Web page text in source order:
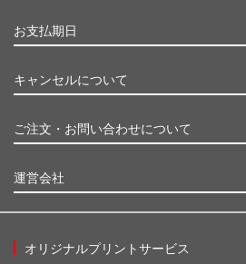
お支払期日
キャンセルについて
ご注文・お問い合わせについて
運営会社
オリジナルプリントサービス